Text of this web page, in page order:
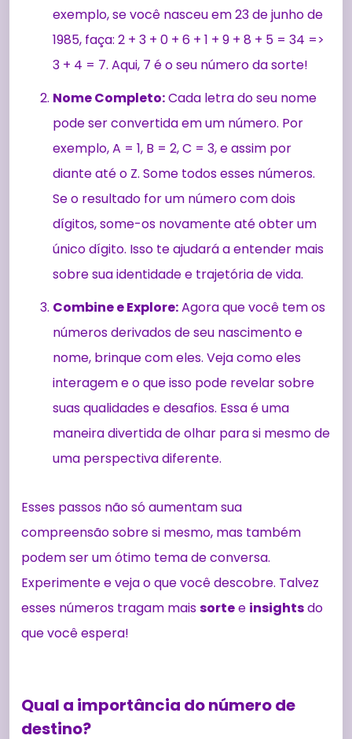
exemplo, se você nasceu em 23 de junho de
1985, faça: 2 + 3 + 0 + 6 + 1 + 9 + 8 + 5 = 34 =>
3 + 4 = 7. Aqui, 7 é o seu número da sorte!
Nome Completo:Cada letra do seu nome
pode ser convertida em um número. Por
exemplo, A = 1, B = 2, C = 3, e assim por
diante até o Z. Some todos esses números.
Se o resultado for um número com dois
dígitos, some-os novamente até obter um
único dígito. Isso te ajudará a entender mais
sobre sua identidade e trajetória de vida.
Combine e Explore:Agora que você tem os
números derivados de seu nascimento e
nome, brinque com eles. Veja como eles
interagem e o que isso pode revelar sobre
suas qualidades e desafios. Essa é uma
maneira divertida de olhar para si mesmo de
uma perspectiva diferente.
Esses passos não só aumentam sua
compreensão sobre si mesmo, mas também
podem ser um ótimo tema de conversa.
Experimente e veja o que você descobre. Talvez
esses números tragam maissortee insightsdo
que você espera!
Qual a importância do número de
destino?